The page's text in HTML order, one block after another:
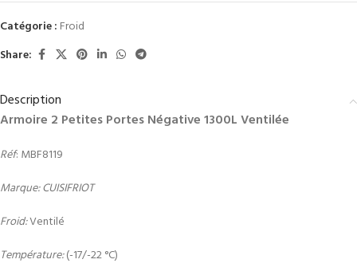
Catégorie : Froid
Share:
Description
Armoire 2 Petites Portes Négative 1300L Ventilée
Réf: MBF8119
Marque: CUISIFRIOT
Froid:Ventilé
Température:(-17/-22 °C)